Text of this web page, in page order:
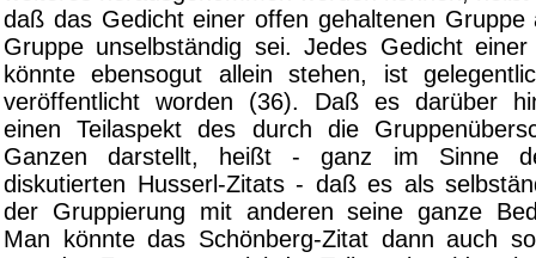
daß das Gedicht einer offen gehaltenen Gruppe
Gruppe unselbständig sei. Jedes Gedicht
könnte ebensogut allein stehen, ist
veröffentlicht worden (36). Daß es darüber
einen Teilaspekt des durch die
Ganzen darstellt, heißt - ganz im Sinne
diskutierten Husserl-Zitats - daß es als
der Gruppierung mit anderen seine ganze
Man könnte das Schönberg-Zitat dann auch